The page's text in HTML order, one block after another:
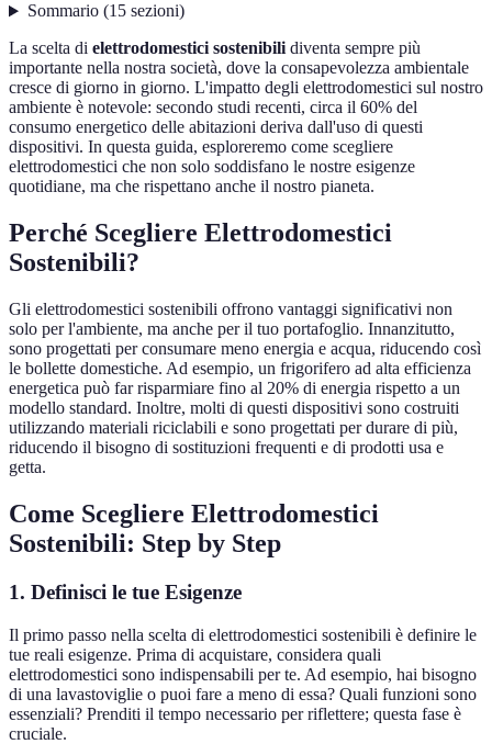
Sommario(15 sezioni)
La scelta di elettrodomestici sostenibilidiventa sempre più
importante nella nostra società, dove la consapevolezza ambientale
cresce di giorno in giorno. L'impatto degli elettrodomestici sul nostro
ambiente è notevole: secondo studi recenti, circa il 60% del
consumo energetico delle abitazioni deriva dall'uso di questi
dispositivi. In questa guida, esploreremo come scegliere
elettrodomestici che non solo soddisfano le nostre esigenze
quotidiane, ma che rispettano anche il nostro pianeta.
Perché Scegliere Elettrodomestici
Sostenibili?
Gli elettrodomestici sostenibili offrono vantaggi significativi non
solo per l'ambiente, ma anche per il tuo portafoglio. Innanzitutto,
sono progettati per consumare meno energia e acqua, riducendo così
le bollette domestiche. Ad esempio, un frigorifero ad alta efficienza
energetica può far risparmiare fino al 20% di energia rispetto a un
modello standard. Inoltre, molti di questi dispositivi sono costruiti
utilizzando materiali riciclabili e sono progettati per durare di più,
riducendo il bisogno di sostituzioni frequenti e di prodotti usa e
getta.
Come Scegliere Elettrodomestici
Sostenibili: Step by Step
1. Definisci le tue Esigenze
Il primo passo nella scelta di elettrodomestici sostenibili è definire le
tue reali esigenze. Prima di acquistare, considera quali
elettrodomestici sono indispensabili per te. Ad esempio, hai bisogno
di una lavastoviglie o puoi fare a meno di essa? Quali funzioni sono
essenziali? Prenditi il tempo necessario per riflettere; questa fase è
cruciale.